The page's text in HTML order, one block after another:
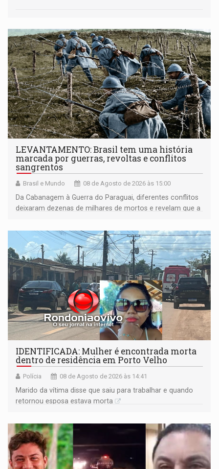
LEVANTAMENTO: Brasil tem uma história
marcada por guerras, revoltas e conflitos
sangrentos
Brasil e Mundo 08 de Agosto de 2026 às 15:00
Da Cabanagem à Guerra do Paraguai, diferentes conflitos
deixaram dezenas de milhares de mortos e revelam que a
territoriais e sociais
IDENTIFICADA: Mulher é encontrada morta
dentro de residência em Porto Velho
Polícia 08 de Agosto de 2026 às 14:41
Marido da vítima disse que saiu para trabalhar e quando
retornou esposa estava morta